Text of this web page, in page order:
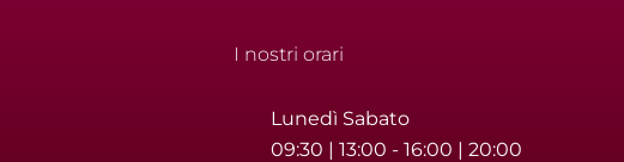
I nostri orari
Lunedì Sabato
09:30 | 13:00 - 16:00 | 20:00